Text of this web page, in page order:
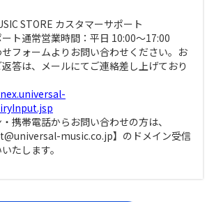
STORE カスタマーサポート
ト通常営業時間：平日 10:00～17:00
フォームよりお問い合わせください。お
答は、メールにてご連絡差し上げており
携帯電話からお問い合わせの方は、
music.co.jp】のドメイン受信
たします。